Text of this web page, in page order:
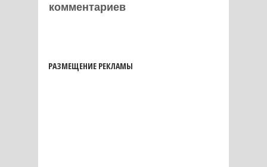
комментариев
РАЗМЕЩЕНИЕ РЕКЛАМЫ